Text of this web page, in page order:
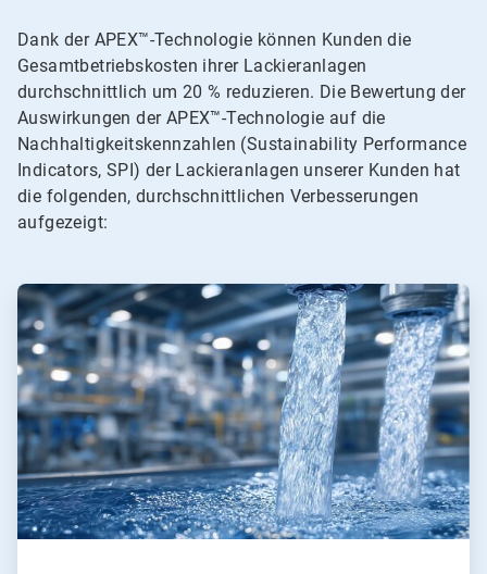
Dank der APEX™-Technologie können Kunden die
Gesamtbetriebskosten ihrer Lackieranlagen
durchschnittlich um 20 % reduzieren. Die Bewertung der
Auswirkungen der APEX™-Technologie auf die
Nachhaltigkeitskennzahlen (Sustainability Performance
Indicators, SPI) der Lackieranlagen unserer Kunden hat
die folgenden, durchschnittlichen Verbesserungen
aufgezeigt:
ArticleTile
1
von
4